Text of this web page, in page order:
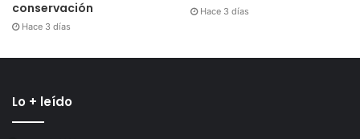
conservación
Hace 3 días
Hace 3 días
Lo + leído